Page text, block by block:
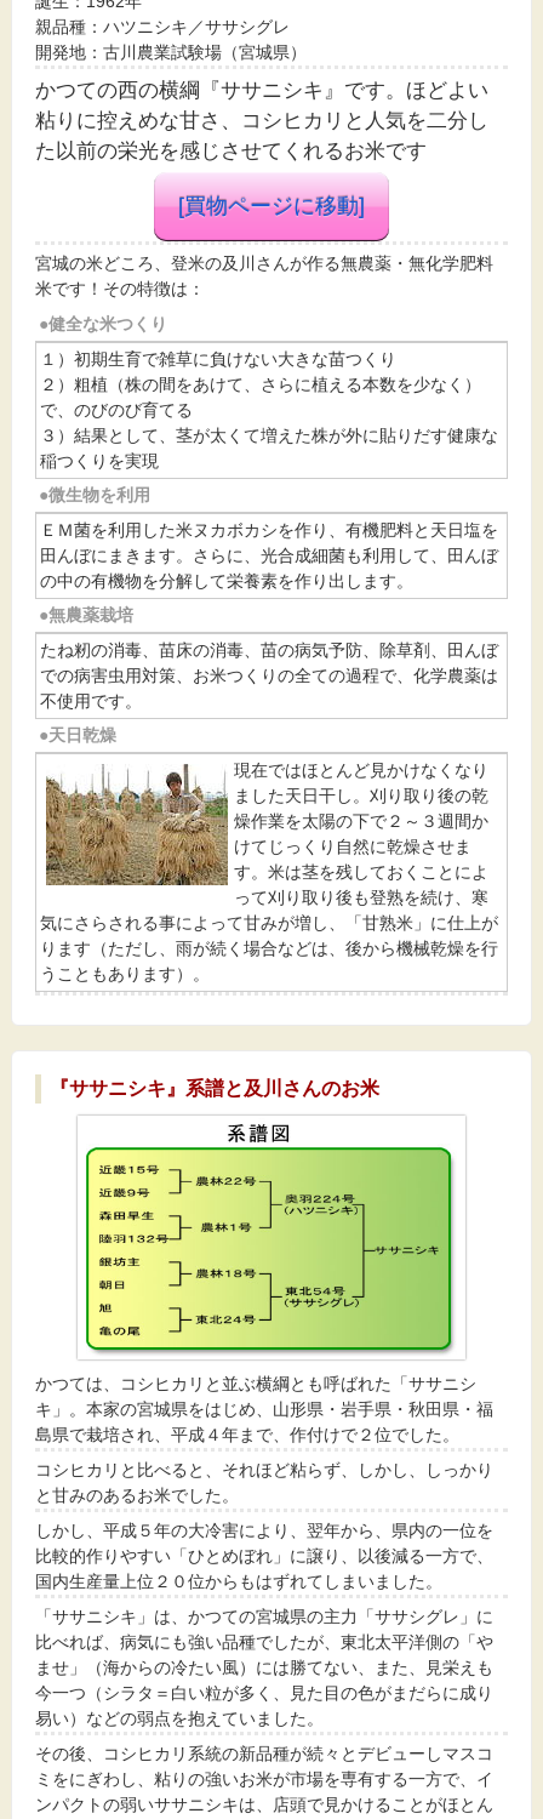
親品種：ハツニシキ／ササシグレ
開発地：古川農業試験場（宮城県）
かつての西の横綱『ササニシキ』です。ほどよい
粘りに控えめな甘さ、コシヒカリと人気を二分し
た以前の栄光を感じさせてくれるお米です
[買物ページに移動]
宮城の米どころ、登米の及川さんが作る無農薬・無化学肥料
米です！ その特徴は：
●健全な米つくり
１）初期生育で雑草に負けない大きな苗つくり
２）粗植（株の間をあけて、さらに植える本数を少なく）
で、のびのび育てる
３）結果として、茎が太くて増えた株が外に貼りだす健康な
稲つくりを実現
●微生物を利用
ＥＭ菌を利用した米ヌカボカシを作り、有機肥料と天日塩を
田んぼにまきます。さらに、光合成細菌も利用して、田んぼ
の中の有機物を分解して栄養素を作り出します。
●無農薬栽培
たね籾の消毒、苗床の消毒、苗の病気予防、除草剤、田んぼ
での病害虫用対策、お米つくりの全ての過程で、化学農薬は
不使用です。
●天日乾燥
現在ではほとんど見かけなくなり
ました天日干し。刈り取り後の乾
燥作業を太陽の下で２～３週間か
けてじっくり自然に乾燥させま
す。米は茎を残しておくことによ
って刈り取り後も登熟を続け、寒
気にさらされる事によって甘みが増し、「甘熟米」に仕上が
ります（ただし、雨が続く場合などは、後から機械乾燥を行
うこともあります）。
『ササニシキ』系譜と及川さんのお米
かつては、コシヒカリと並ぶ横綱とも呼ばれた「ササニシ
キ」。本家の宮城県をはじめ、山形県・岩手県・秋田県・福
島県で栽培され、平成４年まで、作付けで２位でした。
コシヒカリと比べると、それほど粘らず、しかし、しっかり
と甘みのあるお米でした。
しかし、平成５年の大冷害により、翌年から、県内の一位を
比較的作りやすい「ひとめぼれ」に譲り、以後減る一方で、
国内生産量上位２０位からもはずれてしまいました。
「ササニシキ」は、かつての宮城県の主力「ササシグレ」に
比べれば、病気にも強い品種でしたが、東北太平洋側の「や
ませ」（海からの冷たい風）には勝てない、また、見栄えも
今一つ（シラタ＝白い粒が多く、見た目の色がまだらに成り
易い）などの弱点を抱えていました。
その後、コシヒカリ系統の新品種が続々とデビューしマスコ
ミをにぎわし、粘りの強いお米が市場を専有する一方で、イ
ンパクトの弱いササニシキは、店頭で見かけることがほとん